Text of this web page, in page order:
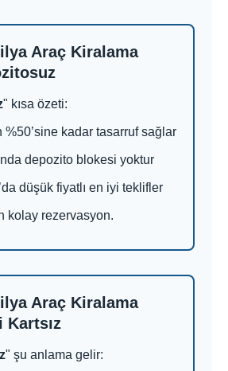
Araç Kiralama
" kısa özeti:
%50’sine kadar tasarruf sağlar
depozito blokesi yoktur
düşük fiyatlı en iyi teklifler
kolay rezervasyon.
Araç Kiralama
Kartsız
" şu anlama gelir: